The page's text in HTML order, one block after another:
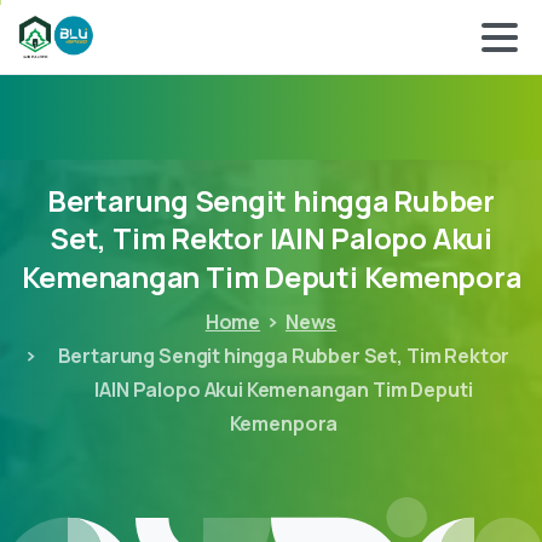
Bertarung Sengit hingga Rubber
Set, Tim Rektor IAIN PalopoAkui
Kemenangan Tim Deputi Kemenpora
Home
News
Bertarung Sengit hingga Rubber Set, Tim Rektor
IAIN Palopo Akui Kemenangan Tim Deputi
Kemenpora